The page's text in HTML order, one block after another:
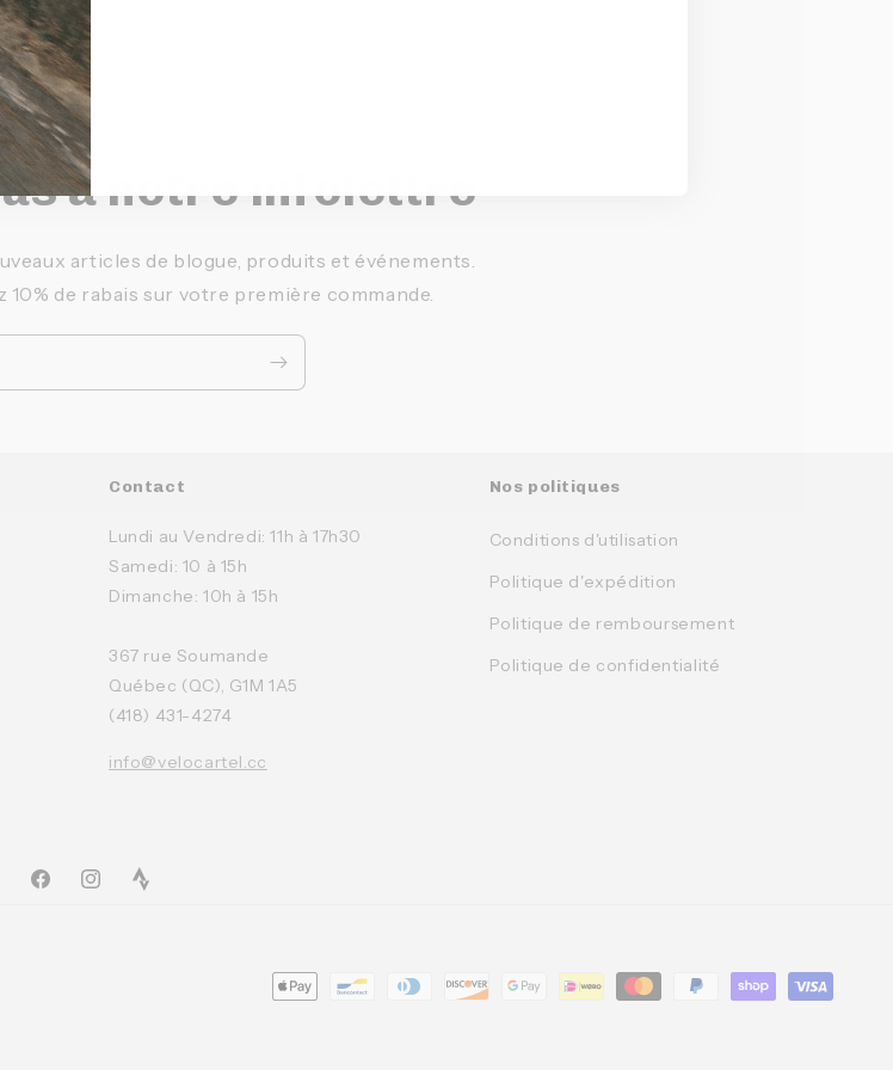
à notre infolettre
articles de blogue, produits et événements.
de rabais sur votre première commande.
Contact
Lundi au Vendredi: 11h à 17h30
Samedi: 10 à 15h
Dimanche: 10h à 15h
367 rue Soumande
Québec (QC), G1M 1A5
(418) 431-4274
info@velocartel.cc
Nos politiques
Conditions d'utilisation
Politique d'expédition
Politique de remboursement
Politique de confidentialité
FacebookInstagramTikTok
Moyens